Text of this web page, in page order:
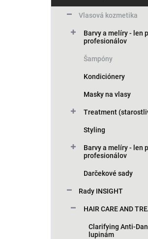
č
kategórie
Vlasová kozmetika
Barvy a melíry - len
profesionálov
Šampóny
Kondiciónery
Masky na vlasy
Treatment
Styling
Barvy a melíry - len
profesionálov
Darčekové sady
Rady INSIGHT
HAIR CARE AND
Clarifying Anti-
lupinám